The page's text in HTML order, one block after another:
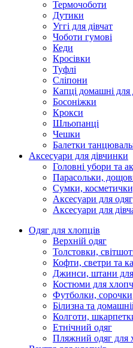
Термочоботи
Дутики
Уггі для дівчат
Чоботи гумові
Кеди
Кросівки
Туфлі
Сліпони
Капці домашні для
Босоніжки
Крокси
Шльопанці
Чешки
Балетки
Аксесуари для дівчинки
Головні убори та
Парасольки,
Сумки,
Аксесуари для
Аксесуари для
Одяг для хлопців
Верхній одяг
Толстовки,
Кофти, светри та
Джинси, штани
Костюми для
Футболки, сорочки
Білизна та
Колготи,
Етнічний одяг
Пляжний одяг для